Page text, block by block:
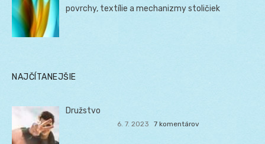
povrchy, textílie a mechanizmy stoličiek
NAJČÍTANEJŠIE
Družstvo
6. 7. 2023 7 komentárov